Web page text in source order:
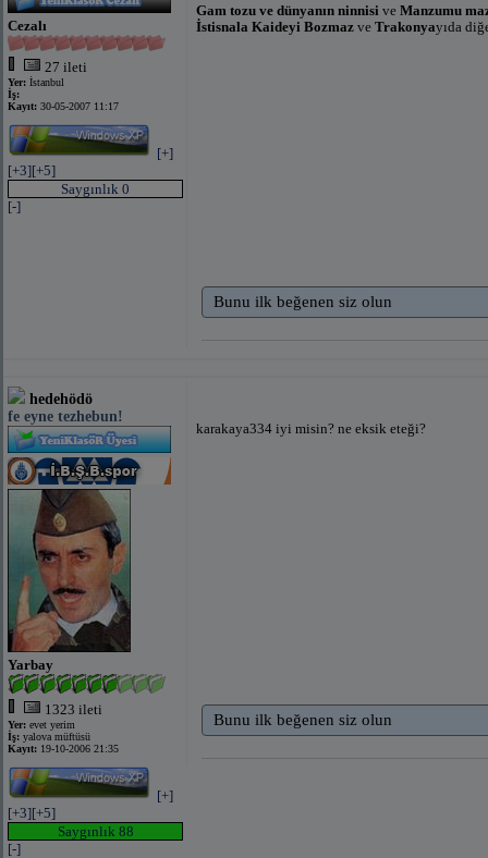
Cezalı
27 ileti
Yer: İstanbul
İş:
Kayıt: 30-05-2007 11:17
[+]
[+3][+5]
Saygınlık 0
[-]
Gam tozu ve dünyanın ninnisi ve Manzumu
İstisnala Kaideyi Bozmaz ve Trakonyayıda
Bunu ilk beğenen siz olun
hedehödö
fe eyne tezhebun!
Yarbay
1323 ileti
Yer: evet yerim
İş: yalova müftüsü
Kayıt: 19-10-2006 21:35
[+]
[+3][+5]
Saygınlık 88
[-]
karakaya334 iyi misin? ne eksik eteği?
Bunu ilk beğenen siz olun